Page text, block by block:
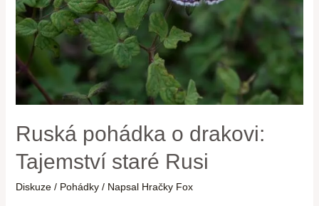
Ruská pohádka o drakovi:
Tajemství staré Rusi
Diskuze / Pohádky/ Napsal Hračky Fox